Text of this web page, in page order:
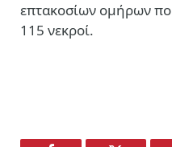
επτακοσίων ομήρων
115 νεκροί.